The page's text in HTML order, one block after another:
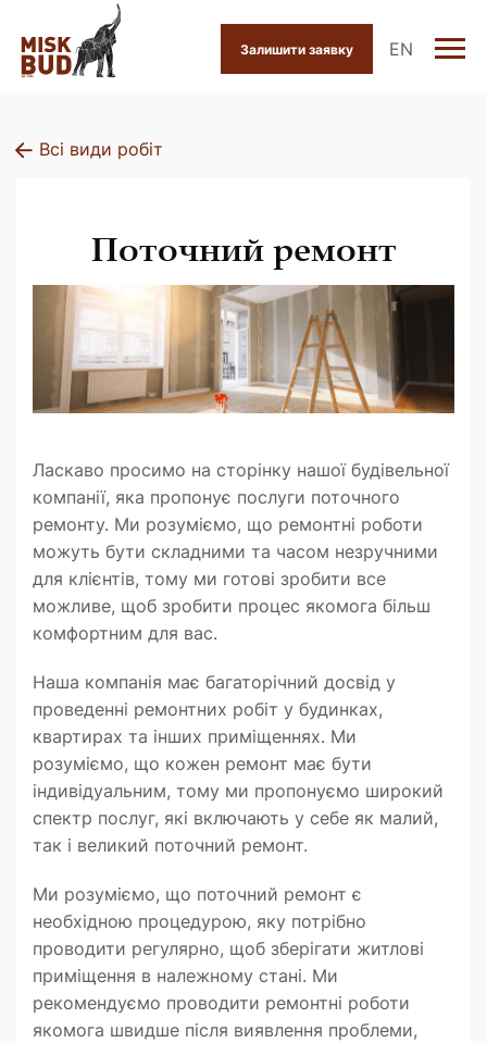
Залишити заявку EN
Всі види робіт
Поточний ремонт
Ласкаво просимо на сторінку нашої будівельної
компанії, яка пропонує послуги поточного
ремонту. Ми розуміємо, що ремонтні роботи
можуть бути складними та часом незручними
для клієнтів, тому ми готові зробити все
можливе, щоб зробити процес якомога більш
комфортним для вас.
Наша компанія має багаторічний досвід у
проведенні ремонтних робіт у будинках,
квартирах та інших приміщеннях. Ми
розуміємо, що кожен ремонт має бути
індивідуальним, тому ми пропонуємо широкий
спектр послуг, які включають у себе як малий,
так і великий поточний ремонт.
Ми розуміємо, що поточний ремонт є
необхідною процедурою, яку потрібно
проводити регулярно, щоб зберігати житлові
приміщення в належному стані. Ми
рекомендуємо проводити ремонтні роботи
якомога швидше після виявлення проблеми,